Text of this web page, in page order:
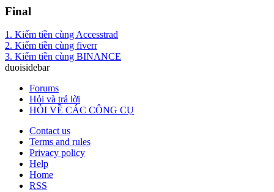
Final
1. Kiếm tiền cùng Accesstrad
2. Kiếm tiền cùng fiverr
3. Kiếm tiền cùng BINANCE
duoisidebar
Forums
Hỏi và trả lời
HỎI VỀ CÁC CÔNG CỤ
Contact us
Terms and rules
Privacy policy
Help
Home
RSS